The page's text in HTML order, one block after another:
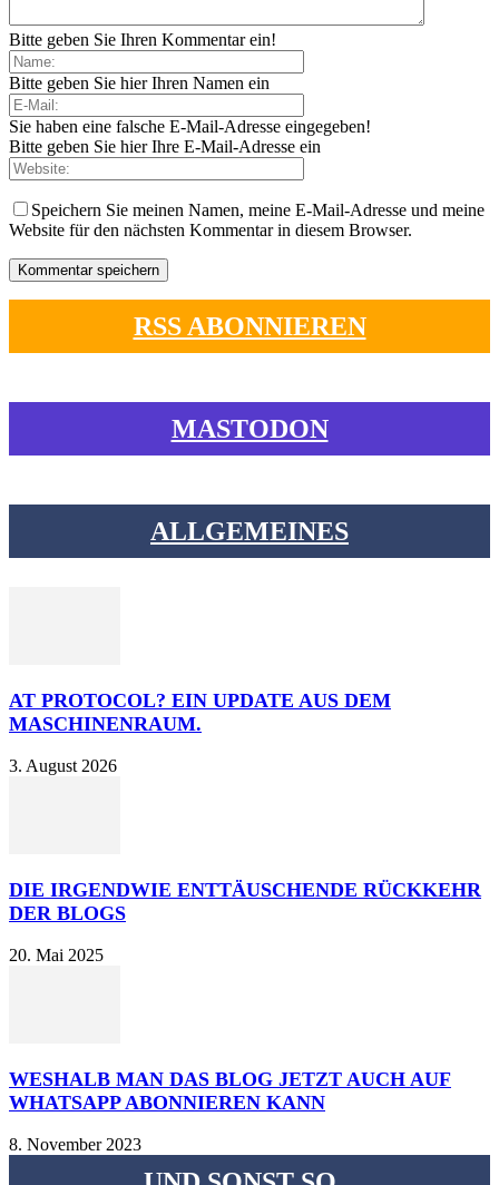
Bitte geben Sie Ihren Kommentar ein!
Bitte geben Sie hier Ihren Namen ein
Sie haben eine falsche E-Mail-Adresse eingegeben!
Bitte geben Sie hier Ihre E-Mail-Adresse ein
Speichern Sie meinen Namen, meine E-Mail-Adresse und meine
Website für den nächsten Kommentar in diesem Browser.
RSS ABONNIEREN
MASTODON
ALLGEMEINES
AT PROTOCOL? EIN UPDATE AUS DEM
MASCHINENRAUM.
3. August 2026
DIE IRGENDWIE ENTTÄUSCHENDE RÜCKKEHR
DER BLOGS
20. Mai 2025
WESHALB MAN DAS BLOG JETZT AUCH AUF
WHATSAPP ABONNIEREN KANN
8. November 2023